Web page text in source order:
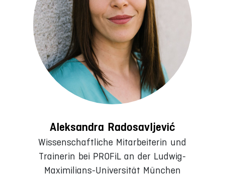
Aleksandra Radosavljević
Wissenschaftliche Mitarbeiterin und
Trainerin bei PROFiL an der Ludwig-
Maximilians-Universität München